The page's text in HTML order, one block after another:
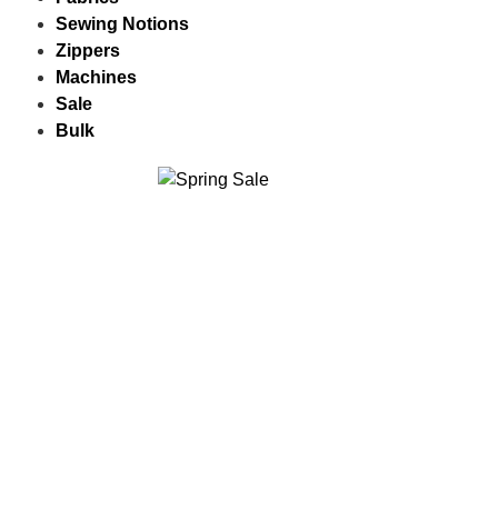
Sewing Notions
Zippers
Machines
Sale
Bulk